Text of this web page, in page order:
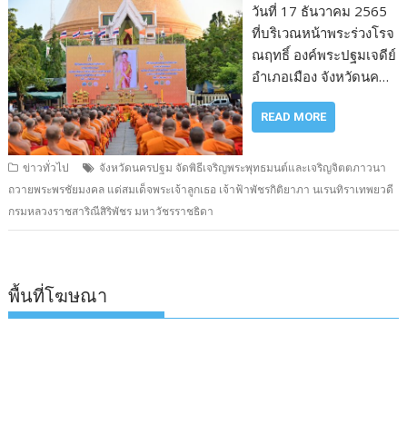
วันที่ 17 ธันวาคม 2565
ที่บริเวณหน้าพระร่วงโรจ
ณฤทธิ์ องค์พระปฐมเจดีย์
อำเภอเมือง จังหวัดนค…
READ MORE
ข่าวทั่วไป
จังหวัดนครปฐม จัดพิธีเจริญพระพุทธมนต์และเจริญจิตตภาวนา
ถวายพระพรชัยมงคล แด่สมเด็จพระเจ้าลูกเธอ เจ้าฟ้าพัชรกิติยาภา นเรนทิราเทพยวดี
กรมหลวงราชสาริณีสิริพัชร มหาวัชรราชธิดา
พื้นที่โฆษณา